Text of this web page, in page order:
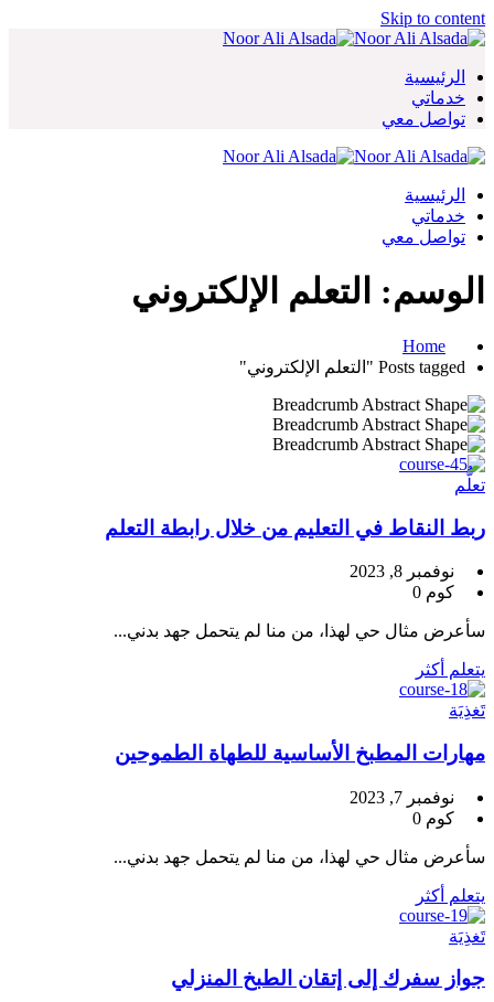
Skip to content
الرئيسية
خدماتي
تواصل معي
الرئيسية
خدماتي
تواصل معي
الوسم: التعلم الإلكتروني
Home
Posts tagged "التعلم الإلكتروني"
تعلُّم
ربط النقاط في التعليم من خلال رابطة التعلم
نوفمبر 8, 2023
كوم 0
سأعرض مثال حي لهذا، من منا لم يتحمل جهد بدني...
يتعلم أكثر
تَغذِيَة
مهارات المطبخ الأساسية للطهاة الطموحين
نوفمبر 7, 2023
كوم 0
سأعرض مثال حي لهذا، من منا لم يتحمل جهد بدني...
يتعلم أكثر
تَغذِيَة
جواز سفرك إلى إتقان الطبخ المنزلي